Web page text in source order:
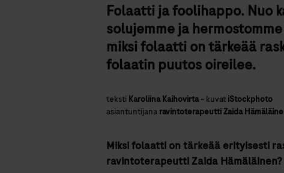
Folaatti ja foolihappo. Nuo
solujemme ja
miksi folaatti on tärkeää
folaatin puutos oireilee.
teksti Karoliina Kaihovirta~ kuvat iStockphoto
asiantuntijana ravintoterapeutti Zaida
Miksi folaatti on tärkeää erityisesti
ravintoterapeutti Zaida Hämäläinen?